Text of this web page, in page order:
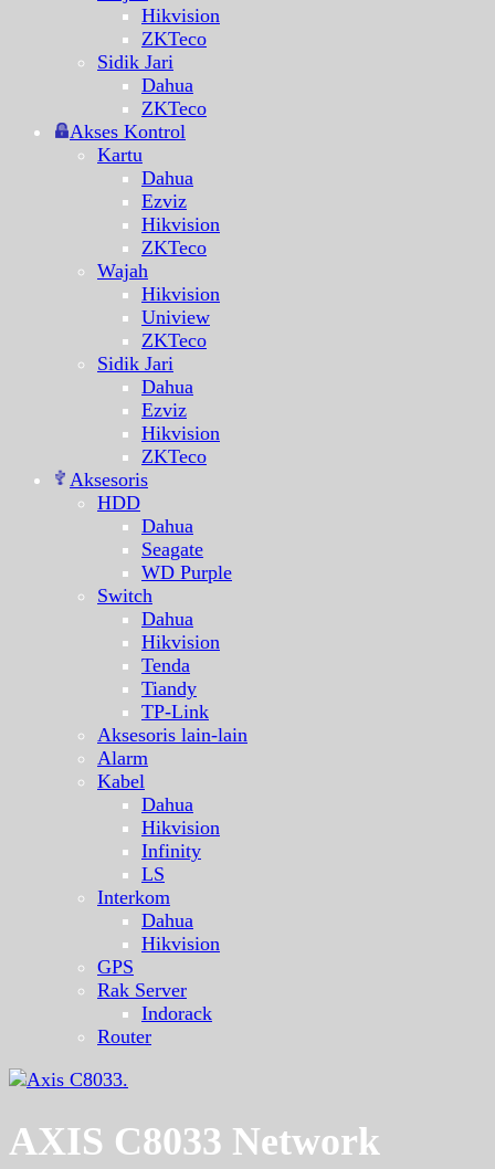
Hikvision
ZKTeco
Sidik Jari
Dahua
ZKTeco
Akses Kontrol
Kartu
Dahua
Ezviz
Hikvision
ZKTeco
Wajah
Hikvision
Uniview
ZKTeco
Sidik Jari
Dahua
Ezviz
Hikvision
ZKTeco
Aksesoris
HDD
Dahua
Seagate
WD Purple
Switch
Dahua
Hikvision
Tenda
Tiandy
TP-Link
Aksesoris lain-lain
Alarm
Kabel
Dahua
Hikvision
Infinity
LS
Interkom
Dahua
Hikvision
GPS
Rak Server
Indorack
Router
AXIS C8033 Network